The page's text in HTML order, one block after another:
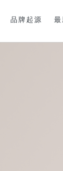
品牌起源 最